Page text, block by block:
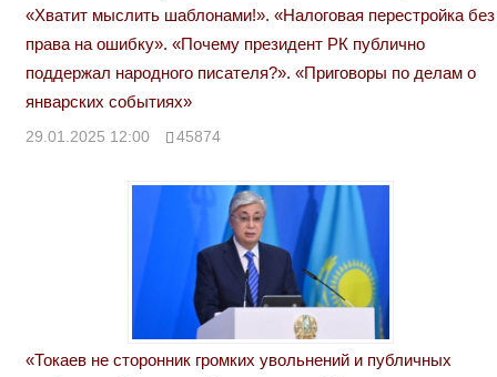
«Хватит мыслить шаблонами!». «Налоговая перестройка без
права на ошибку». «Почему президент РК публично
поддержал народного писателя?». «Приговоры по делам о
январских событиях»
29.01.2025 12:00 45874
«Токаев не сторонник громких увольнений и публичных